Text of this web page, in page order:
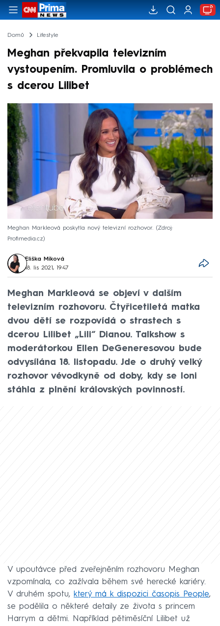
Domů Lifestyle
Meghan překvapila televizním
vystoupením. Promluvila o problémech
s dcerou Lilibet
Meghan Markleová poskytla nový televizní rozhovor.
Zdroj:
Profimedia.cz
Eliška Míková
18. lis 2021, 19:47
Meghan Markleová se objeví v dalším
televizním rozhovoru. Čtyřicetiletá matka
dvou dětí se rozpovídá o strastech s
dcerou Lilibet „Lili“ Dianou. Talkshow s
moderátorkou Ellen DeGeneresovou bude
odvysílána 18. listopadu. Jde o druhý velký
rozhovor vévodkyně od doby, kdy se loni
stáhla z plnění královských povinností.
V upoutávce před zveřejněním rozhovoru Meghan
vzpomínala, co zažívala během své herecké kariéry.
V druhém spotu, který má k dispozici časopis People,
se podělila o některé detaily ze života s princem
Harrym a dětmi. Například pětiměsíční Lilibet už